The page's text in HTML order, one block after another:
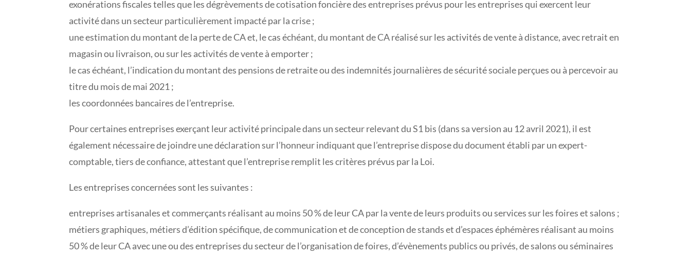
exonérations fiscales telles que les dégrèvements de cotisation foncière des entreprises prévus pour les entreprises qui exercent leur
activité dans un secteur particulièrement impacté par la crise ;
une estimation du montant de la perte de CA et, le cas échéant, du montant de CA réalisé sur les activités de vente à distance, avec retrait en
magasin ou livraison, ou sur les activités de vente à emporter ;
le cas échéant, l’indication du montant des pensions de retraite ou des indemnités journalières de sécurité sociale perçues ou à percevoir au
titre du mois de mai 2021 ;
les coordonnées bancaires de l’entreprise.
Pour certaines entreprises exerçant leur activité principale dans un secteur relevant du S1 bis (dans sa version au 12 avril 2021), il est
également nécessaire de joindre une déclaration sur l’honneur indiquant que l’entreprise dispose du document établi par un expert-
comptable, tiers de confiance, attestant que l’entreprise remplit les critères prévus par la Loi.
Les entreprises concernées sont les suivantes :
entreprises artisanales et commerçants réalisant au moins 50 % de leur CA par la vente de leurs produits ou services sur les foires et salons ;
métiers graphiques, métiers d’édition spécifique, de communication et de conception de stands et d’espaces éphémères réalisant au moins
50 % de leur CA avec une ou des entreprises du secteur de l’organisation de foires, d’évènements publics ou privés, de salons ou séminaires